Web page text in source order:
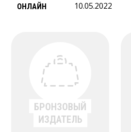
ОНЛАЙН 10.05.2022
БРОНЗОВЫЙ
ИЗДАТЕЛЬ